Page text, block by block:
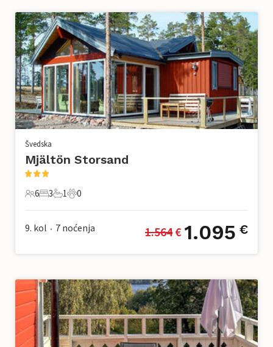
Švedska
Mjältön Storsand
6 Gosti
6
3 Spavaće sobe
3
1 Kupaonica
1
0 Kućni ljubimac
0
9. kol • 7 noćenja 1.564 € 1.095 €